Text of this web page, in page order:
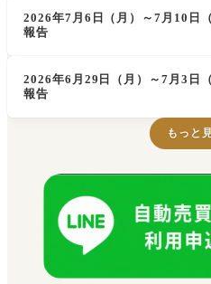
2026年7月6日（月）～7月10日
報告
2026年6月29日（月）～7月3日
報告
もっと